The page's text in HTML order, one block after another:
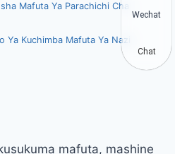
Mafuta Ya Parachichi Cha
Ya Kuchimba Mafuta Ya Nazi
mafuta, mashine
Wechat
Chat